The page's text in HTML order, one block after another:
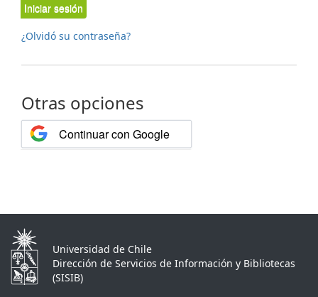
Iniciar sesión
¿Olvidó su contraseña?
Otras opciones
Continuar con Google
Universidad de Chile
Dirección de Servicios de Información y Bibliotecas
(SISIB)